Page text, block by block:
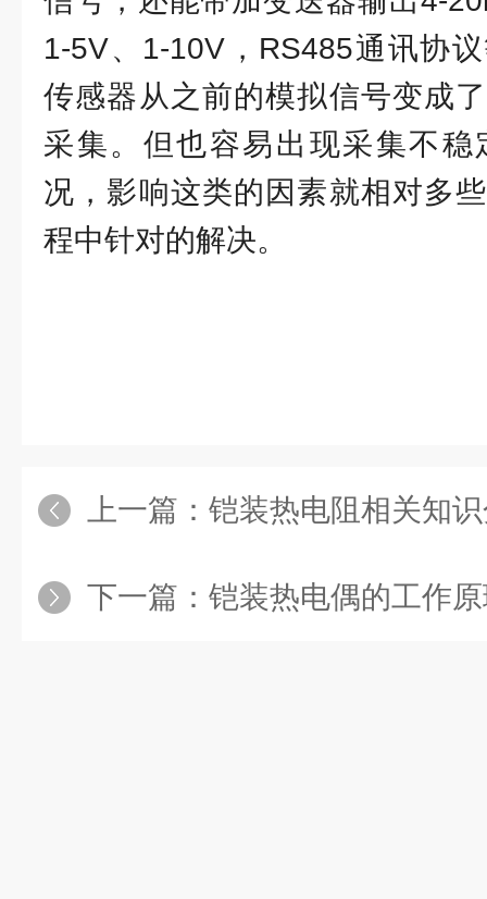
1-5V、1-10V，RS485通讯协
传感器从之前的模拟信号变成
采集。但也容易出现采集不
况，影响这类的因素就相对多
程中针对的解决。
上一篇： 铠装热电阻相关知
下一篇： 铠装热电偶的工作